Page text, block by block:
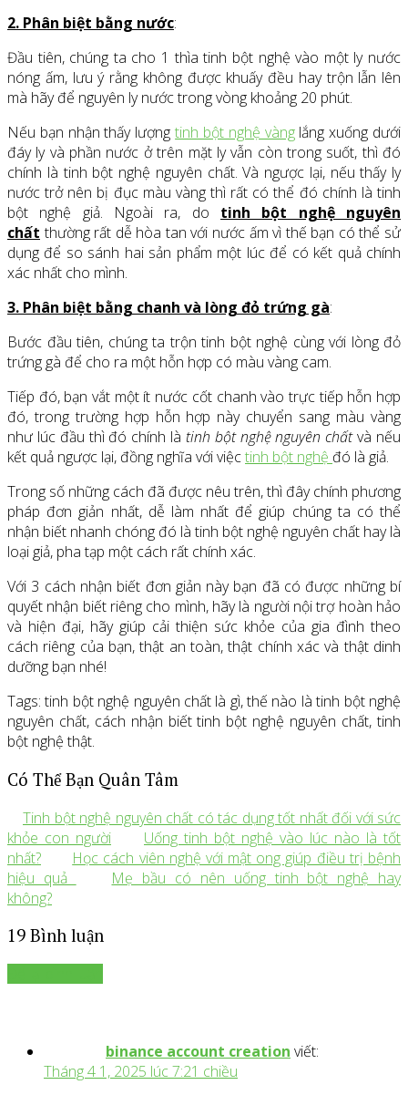
2. Phân biệt bằng nước:
Đầu tiên, chúng ta cho 1 thìa tinh bột nghệ vào một ly nước
nóng ấm, lưu ý rằng không được khuấy đều hay trộn lẫn lên
mà hãy để nguyên ly nước trong vòng khoảng 20 phút.
Nếu bạn nhận thấy lượngtinh bột nghệ vànglắng xuống dưới
đáy ly và phần nước ở trên mặt ly vẫn còn trong suốt, thì đó
chính là tinh bột nghệ nguyên chất. Và ngược lại, nếu thấy ly
nước trở nên bị đục màu vàng thì rất có thể đó chính là tinh
bột nghệ giả. Ngoài ra, do tinh bột nghệ nguyên
chất thường rất dễ hòa tan với nước ấm vì thế bạn có thể sử
dụng để so sánh hai sản phẩm một lúc để có kết quả chính
xác nhất cho mình.
3. Phân biệt bằng chanh và lòng đỏ trứng gà:
Bước đầu tiên, chúng ta trộn tinh bột nghệ cùng với lòng đỏ
trứng gà để cho ra một hỗn hợp có màu vàng cam.
Tiếp đó, bạn vắt một ít nước cốt chanh vào trực tiếp hỗn hợp
đó, trong trường hợp hỗn hợp này chuyển sang màu vàng
như lúc đầu thì đó chính là tinh bột nghệ nguyên chấtvà nếu
kết quả ngược lại, đồng nghĩa với việctinh bột nghệ đó là giả.
Trong số những cách đã được nêu trên, thì đây chính phương
pháp đơn giản nhất, dễ làm nhất để giúp chúng ta có thể
nhận biết nhanh chóng đó là tinh bột nghệ nguyên chất hay là
loại giả, pha tạp một cách rất chính xác.
Với 3 cách nhận biết đơn giản này bạn đã có được những bí
quyết nhận biết riêng cho mình, hãy là người nội trợ hoàn hảo
và hiện đại, hãy giúp cải thiện sức khỏe của gia đình theo
cách riêng của bạn, thật an toàn, thật chính xác và thật dinh
dưỡng bạn nhé!
Tags: tinh bột nghệ nguyên chất là gì, thế nào là tinh bột nghệ
nguyên chất, cách nhận biết tinh bột nghệ nguyên chất, tinh
bột nghệ thật.
Có Thể Bạn Quân Tâm
Tinh bột nghệ nguyên chất có tác dụng tốt nhất đối với sức
khỏe con người
Uống tinh bột nghệ vào lúc nào là tốt
nhất?
Học cách viên nghệ với mật ong giúp điều trị bệnh
hiệu quả
Mẹ bầu có nên uống tinh bột nghệ hay
không?
19 Bình luận
binance account creation viết:
Tháng 4 1, 2025 lúc 7:21 chiều